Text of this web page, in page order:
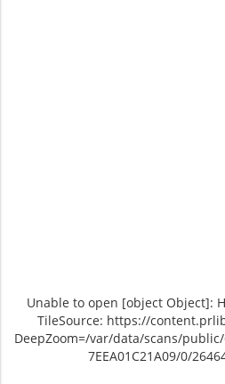
Unable to open [object Object]:
TileSource: https://
DeepZoom=/var/data/scans/public/
7EEA01C21A09/0/